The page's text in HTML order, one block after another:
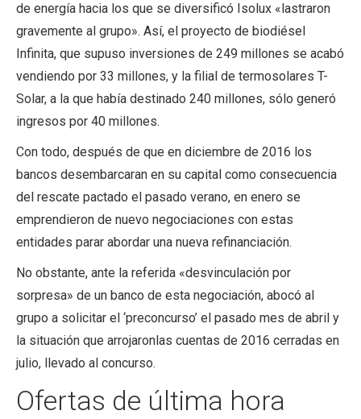
de energía hacia los que se diversificó Isolux «lastraron
gravemente al grupo». Así, el proyecto de biodiésel
Infinita, que supuso inversiones de 249 millones se acabó
vendiendo por 33 millones, y la filial de termosolares T-
Solar, a la que había destinado 240 millones, sólo generó
ingresos por 40 millones.
Con todo, después de que en diciembre de 2016 los
bancos desembarcaran en su capital como consecuencia
del rescate pactado el pasado verano, en enero se
emprendieron de nuevo negociaciones con estas
entidades parar abordar una nueva refinanciación.
No obstante, ante la referida «desvinculación por
sorpresa» de un banco de esta negociación, abocó al
grupo a solicitar el ‘preconcurso’ el pasado mes de abril y
la situación que arrojaronlas cuentas de 2016 cerradas en
julio, llevado al concurso.
Ofertas de última hora